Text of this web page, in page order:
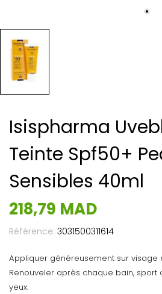
Isispharma
Teinte Spf50+
Sensibles 40ml
218,79 MAD
Référence: 3031500311614
Appliquer généreusement sur visage
Renouveler après chaque bain, sport
yeux.